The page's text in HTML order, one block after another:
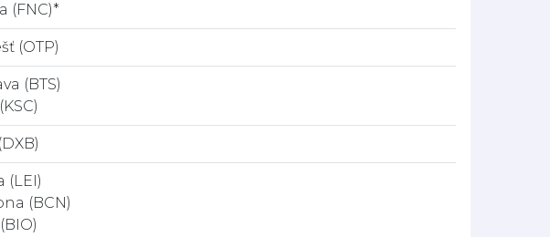
(FNC)*
(OTP)
(BTS)
(LEI)
(BCN)